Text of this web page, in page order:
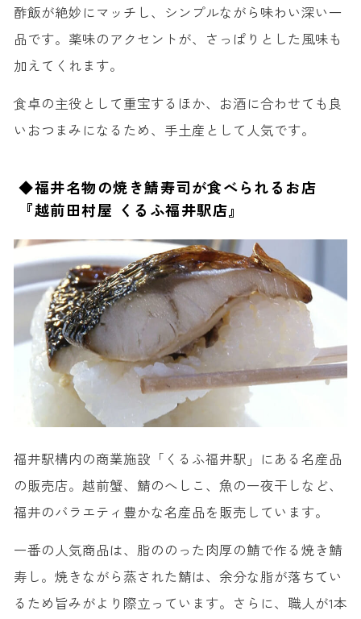
酢飯が絶妙にマッチし、シンプルながら味わい深い一
品です。薬味のアクセントが、さっぱりとした風味も
加えてくれます。
食卓の主役として重宝するほか、お酒に合わせても良
いおつまみになるため、手土産として人気です。
◆福井名物の焼き鯖寿司が食べられるお店
『越前田村屋 くるふ福井駅店』
福井駅構内の商業施設「くるふ福井駅」にある名産品
の販売店。越前蟹、鯖のへしこ、魚の一夜干しなど、
福井のバラエティ豊かな名産品を販売しています。
一番の人気商品は、脂ののった肉厚の鯖で作る焼き鯖
寿し。焼きながら蒸された鯖は、余分な脂が落ちてい
るため旨みがより際立っています。さらに、職人が1本